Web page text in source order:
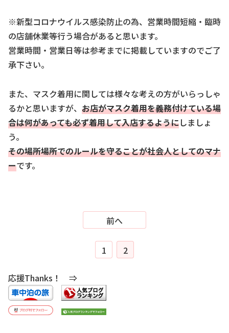
※新型コロナウイルス感染防止の為、営業時間短縮・臨時
の店舗休業等行う場合があると思います。
営業時間・営業日等は参考までに掲載していますのでご了
承下さい。
また、マスク着用に関しては様々な考えの方がいらっしゃ
るかと思いますが、 お店がマスク着用を義務付けている場
合は何があっても必ず着用して入店するようにしましょ
う。
その場所場所でのルールを守ることが社会人としてのマナ
ーです。
前へ
1 2
応援Thanks！ ⇒